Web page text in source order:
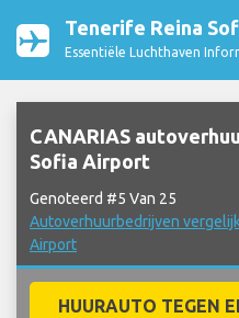
Tenerife Reina
Essentiële Luchthaven
CANARIAS
Sofia Airport
Genoteerd #5 Van 25
Autoverhuurbedrijven
Airport
HUURAUTO TEGEN